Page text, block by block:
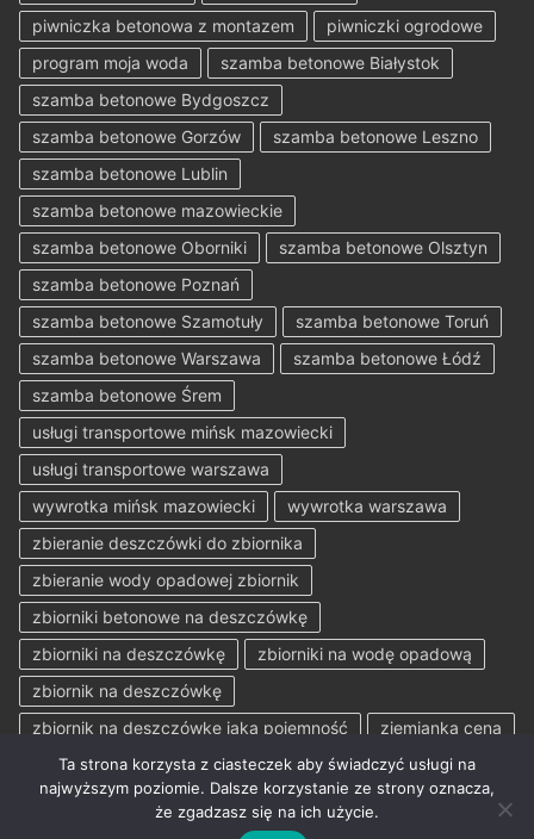
piwniczka betonowa z montazem
piwniczki ogrodowe
program moja woda
szamba betonowe Białystok
szamba betonowe Bydgoszcz
szamba betonowe Gorzów
szamba betonowe Leszno
szamba betonowe Lublin
szamba betonowe mazowieckie
szamba betonowe Oborniki
szamba betonowe Olsztyn
szamba betonowe Poznań
szamba betonowe Szamotuły
szamba betonowe Toruń
szamba betonowe Warszawa
szamba betonowe Łódź
szamba betonowe Śrem
usługi transportowe mińsk mazowiecki
usługi transportowe warszawa
wywrotka mińsk mazowiecki
wywrotka warszawa
zbieranie deszczówki do zbiornika
zbieranie wody opadowej zbiornik
zbiorniki betonowe na deszczówkę
zbiorniki na deszczówkę
zbiorniki na wodę opadową
zbiornik na deszczówkę
zbiornik na deszczówkę jaka pojemność
ziemianka cena
Ta strona korzysta z ciasteczek aby świadczyć usługi na
najwyższym poziomie. Dalsze korzystanie ze strony oznacza,
że zgadzasz się na ich użycie.